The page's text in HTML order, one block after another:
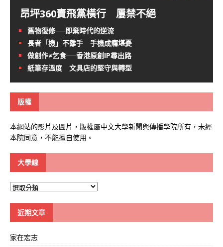
昂坪360賣飛黨橫行 屢禁不絕
舊物復修──即棄時代的逆流
長者「機」不離手 手機成癮堪憂
做創作≠乞食──香港原創IP尋出路
紙筆存溫度 文具店的堅守與轉型
版權
本網站的影片及圖片，版權屬中文大學新聞與傳播學院所有，未經
本院同意，不能擅自使用。
大學線
大
近期文章
家在宏志